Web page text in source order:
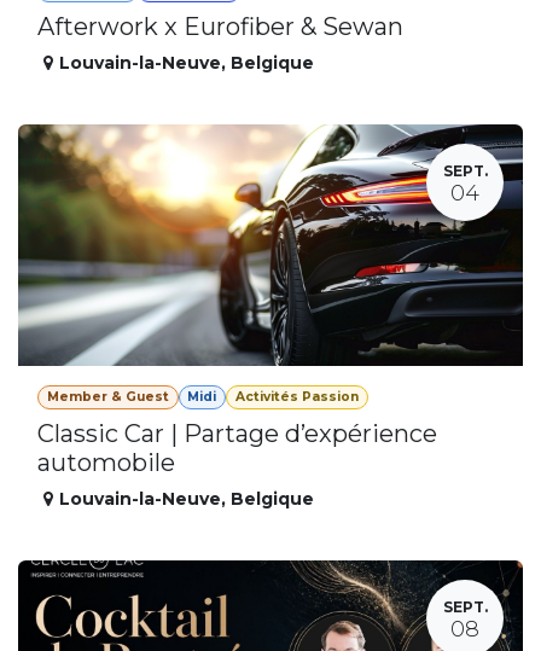
Afterwork x Eurofiber & Sewan
Louvain-la-Neuve, Belgique
SEPT.
04
Member & Guest Midi Activités Passion
Classic Car | Partage d’expérience
automobile
Louvain-la-Neuve, Belgique
SEPT.
08